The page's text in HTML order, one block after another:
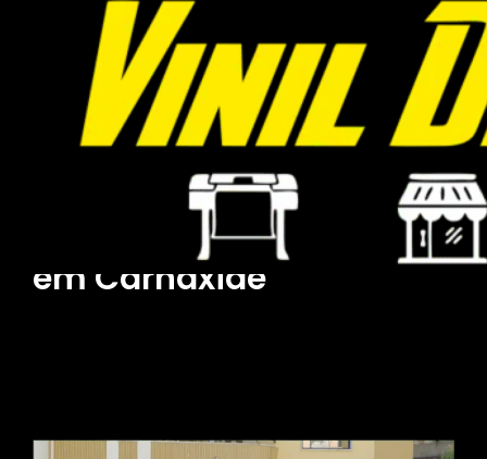
Decoração de Montras
Decoração de Montras
em Carnaxide